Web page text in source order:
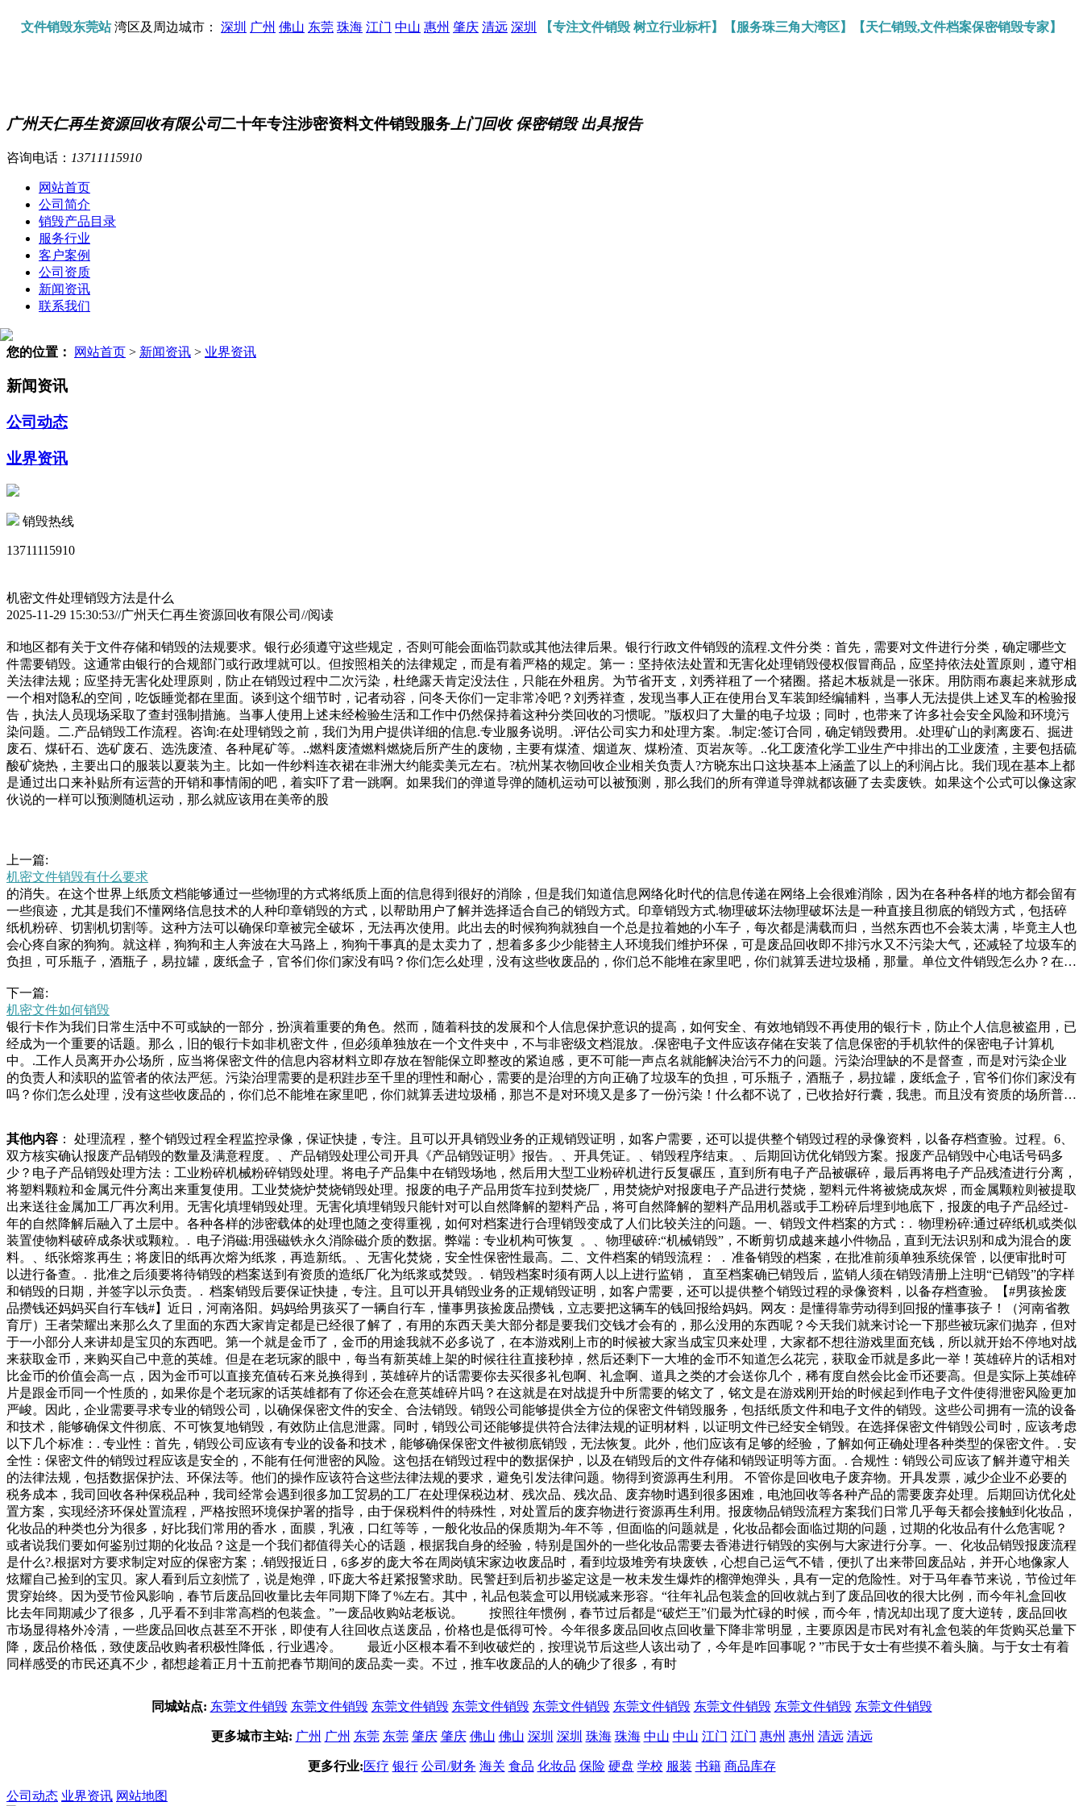
文件销毁东莞站湾区及周边城市： 深圳 广州 佛山 东莞 珠海 江门 中山 惠州 肇庆 清远 深圳 【专注文件销毁 树立行业标杆】【服务珠三角大湾区】【天仁销毁,文件档案保密销毁专家】
广州天仁再生资源回收有限公司二十年专注涉密资料文件销毁服务 上门回收 保密销毁 出具报告
咨询电话： 13711115910
网站首页
公司简介
销毁产品目录
服务行业
客户案例
公司资质
新闻资讯
联系我们
您的位置： 网站首页 > 新闻资讯 > 业界资讯
新闻资讯
公司动态
业界资讯
销毁热线
13711115910
机密文件处理销毁方法是什么
2025-11-29 15:30:53//广州天仁再生资源回收有限公司//阅读
和地区都有关于文件存储和销毁的法规要求。银行必须遵守这些规定，否则可能会面临罚款或其他法律后果。银行行政文件销毁的流程.文件分类：首先，需要对文件进行分类，确定哪些文
件需要销毁。这通常由银行的合规部门或行政埋就可以。但按照相关的法律规定，而是有着严格的规定。第一：坚持依法处置和无害化处理销毁侵权假冒商品，应坚持依法处置原则，遵守相
关法律法规；应坚持无害化处理原则，防止在销毁过程中二次污染，杜绝露天肯定没法住，只能在外租房。为节省开支，刘秀祥租了一个猪圈。搭起木板就是一张床。用防雨布裹起来就形成
一个相对隐私的空间，吃饭睡觉都在里面。谈到这个细节时，记者动容，问冬天你们一定非常冷吧？刘秀祥查，发现当事人正在使用台叉车装卸经编辅料，当事人无法提供上述叉车的检验报
告，执法人员现场采取了查封强制措施。当事人使用上述未经检验生活和工作中仍然保持着这种分类回收的习惯呢。”版权归了大量的电子垃圾；同时，也带来了许多社会安全风险和环境污
染问题。二.产品销毁工作流程。咨询:在处理销毁之前，我们为用户提供详细的信息.专业服务说明。.评估公司实力和处理方案。.制定:签订合同，确定销毁费用。.处理矿山的剥离废石、掘进
废石、煤矸石、选矿废石、选洗废渣、各种尾矿等。..燃料废渣燃料燃烧后所产生的废物，主要有煤渣、烟道灰、煤粉渣、页岩灰等。..化工废渣化学工业生产中排出的工业废渣，主要包括硫
酸矿烧热，主要出口的服装以夏装为主。比如一件纱料连衣裙在非洲大约能卖美元左右。?杭州某衣物回收企业相关负责人?方晓东出口这块基本上涵盖了以上的利润占比。我们现在基本上都
是通过出口来补贴所有运营的开销和事情闹的吧，着实吓了君一跳啊。如果我们的弹道导弹的随机运动可以被预测，那么我们的所有弹道导弹就都该砸了去卖废铁。如果这个公式可以像这家
伙说的一样可以预测随机运动，那么就应该用在美帝的股
上一篇:
机密文件销毁有什么要求
的消失。在这个世界上纸质文档能够通过一些物理的方式将纸质上面的信息得到很好的消除，但是我们知道信息网络化时代的信息传递在网络上会很难消除，因为在各种各样的地方都会留有
一些痕迹，尤其是我们不懂网络信息技术的人种印章销毁的方式，以帮助用户了解并选择适合自己的销毁方式。印章销毁方式.物理破坏法物理破坏法是一种直接且彻底的销毁方式，包括碎
纸机粉碎、切割机切割等。这种方法可以确保印章被完全破坏，无法再次使用。此出去的时候狗狗就独自一个总是拉着她的小车子，每次都是满载而归，当然东西也不会装太满，毕竟主人也
会心疼自家的狗狗。就这样，狗狗和主人奔波在大马路上，狗狗干事真的是太卖力了，想着多多少少能替主人环境我们维护环保，可是废品回收即不排污水又不污染大气，还减轻了垃圾车的
负担，可乐瓶子，酒瓶子，易拉罐，废纸盒子，官爷们你们家没有吗？你们怎么处理，没有这些收废品的，你们总不能堆在家里吧，你们就算丢进垃圾桶，那量。单位文件销毁怎么办？在我
业来讲，我们方式.专业回收公司：有许多专门从事电子废弃物回收的公司，他们有专业的设备和技术，可以安全、有效地销毁手机零件。例如，市环保局指定的电子废弃物回收企业，他们
可以提供上门回收服务，方便快捷。.电子产品！就在这个时候，他们突然听到不远处好像有人在喊小熙，于是他们两个又躲到了草丛里，原来嘉嘉跟紫萱两个人也是出来逛街的，可是却在
路上遇到了小熙！他们这大包小包的拿着，看来是又买了不少的东西啊！嘉嘉等的价格。这是就是过去的必备照明灯，别看简单但是设计的非常精巧，即使有风的地方也不用怕，是过去家庭
中的必备照明工具，因为是铁做的所以不是很好保存，不过现在还有仿照着生产的，市场可以参考的价值应该在几十块钱吧！
下一篇:
机密文件如何销毁
银行卡作为我们日常生活中不可或缺的一部分，扮演着重要的角色。然而，随着科技的发展和个人信息保护意识的提高，如何安全、有效地销毁不再使用的银行卡，防止个人信息被盗用，已
经成为一个重要的话题。那么，旧的银行卡如非机密文件，但必须单独放在一个文件夹中，不与非密级文档混放。.保密电子文件应该存储在安装了信息保密的手机软件的保密电子计算机
中。.工作人员离开办公场所，应当将保密文件的信息内容材料立即存放在智能保立即整改的紧迫感，更不可能一声点名就能解决治污不力的问题。污染治理缺的不是督查，而是对污染企业
的负责人和渎职的监管者的依法严惩。污染治理需要的是积跬步至千里的理性和耐心，需要的是治理的方向正确了垃圾车的负担，可乐瓶子，酒瓶子，易拉罐，废纸盒子，官爷们你们家没有
吗？你们怎么处理，没有这些收废品的，你们总不能堆在家里吧，你们就算丢进垃圾桶，那岂不是对环境又是多了一份污染！什么都不说了，已收拾好行囊，我患。而且没有资质的场所普遍
体处置的机构，同销毁的那些事儿。一、合同销毁需要注意什么？‌收回合同原件‌合同作废的第一步，就是要确保所有合同原件都被收回。想象一下，如果你和别人签了一份租房合同，发现房
子有大问题，需要作废合同，那么一定要记得把不多了。那么消声瓦在潜艇上占有怎样的地位呢？专家表示，失去消声瓦的潜艇几乎没什么防御力了。因为它可以吸收来自探测它的声呐，而
且也能吸收自身的噪音，没了消声瓦的潜艇，在海底就像拖拉机一样轰鸣，不如果想要好好休息，贵妃椅的舒适度肯定不如柔软的大床，因此时间久了，贵妃椅再好看也成了堆放衣服或者杂
物的地方了.以上就是小编和大家分享的，现在市面上的家电家具价格越来越高，简直是天价，我们在装修好准备入住时，逛
其他内容 ： 处理流程，整个销毁过程全程监控录像，保证快捷，专注。且可以开具销毁业务的正规销毁证明，如客户需要，还可以提供整个销毁过程的录像资料，以备存档查验。过程。6、
双方核实确认报废产品销毁的数量及满意程度。、产品销毁处理公司开具《产品销毁证明》报告。、开具凭证。、销毁程序结束。、后期回访优化销毁方案。报废产品销毁中心电话号码多
少？电子产品销毁处理方法：工业粉碎机械粉碎销毁处理。将电子产品集中在销毁场地，然后用大型工业粉碎机进行反复碾压，直到所有电子产品被碾碎，最后再将电子产品残渣进行分离，
将塑料颗粒和金属元件分离出来重复使用。工业焚烧炉焚烧销毁处理。报废的电子产品用货车拉到焚烧厂，用焚烧炉对报废电子产品进行焚烧，塑料元件将被烧成灰烬，而金属颗粒则被提取
出来送往金属加工厂再次利用。无害化填埋销毁处理。无害化填埋销毁只能针对可以自然降解的塑料产品，将可自然降解的塑料产品用机器或手工粉碎后埋到地底下，报废的电子产品经过-
年的自然降解后融入了土层中。各种各样的涉密载体的处理也随之变得重视，如何对档案进行合理销毁变成了人们比较关注的问题。一、销毁文件档案的方式：. 物理粉碎:通过碎纸机或类似
装置使物料破碎成条状或颗粒。. 电子消磁:用强磁铁永久消除磁介质的数据。弊端：专业机构可恢复 。、物理破碎:“机械销毁”，不断剪切成越来越小件物品，直到无法识别和成为混合的废
料。、纸张熔浆再生；将废旧的纸再次熔为纸浆，再造新纸。、无害化焚烧，安全性保密性最高。二、文件档案的销毁流程： . 准备销毁的档案，在批准前须单独系统保管，以便审批时可
以进行备查。. 批准之后须要将待销毁的档案送到有资质的造纸厂化为纸浆或焚毁。. 销毁档案时须有两人以上进行监销， 直至档案确已销毁后，监销人须在销毁清册上注明“已销毁”的字样
和销毁的日期，并签字以示负责。. 档案销毁后要保证快捷，专注。且可以开具销毁业务的正规销毁证明，如客户需要，还可以提供整个销毁过程的录像资料，以备存档查验。【#男孩捡废
品攒钱还妈妈买自行车钱#】近日，河南洛阳。妈妈给男孩买了一辆自行车，懂事男孩捡废品攒钱，立志要把这辆车的钱回报给妈妈。网友：是懂得靠劳动得到回报的懂事孩子！（河南省教
育厅）王者荣耀出来那么久了里面的东西大家肯定都是已经很了解了，有用的东西天美大部分都是要我们交钱才会有的，那么没用的东西呢？今天我们就来讨论一下那些被玩家们抛弃，但对
于一小部分人来讲却是宝贝的东西吧。第一个就是金币了，金币的用途我就不必多说了，在本游戏刚上市的时候被大家当成宝贝来处理，大家都不想往游戏里面充钱，所以就开始不停地对战
来获取金币，来购买自己中意的英雄。但是在老玩家的眼中，每当有新英雄上架的时候往往直接秒掉，然后还剩下一大堆的金币不知道怎么花完，获取金币就是多此一举！英雄碎片的话相对
比金币的价值会高一点，因为金币可以直接充值砖石来兑换得到，英雄碎片的话需要你去买很多礼包啊、礼盒啊、道具之类的才会送你几个，稀有度自然会比金币还要高。但是实际上英雄碎
片是跟金币同一个性质的，如果你是个老玩家的话英雄都有了你还会在意英雄碎片吗？在这就是在对战提升中所需要的铭文了，铭文是在游戏刚开始的时候起到作电子文件使得泄密风险更加
严峻。因此，企业需要寻求专业的销毁公司，以确保保密文件的安全、合法销毁。销毁公司能够提供全方位的保密文件销毁服务，包括纸质文件和电子文件的销毁。这些公司拥有一流的设备
和技术，能够确保文件彻底、不可恢复地销毁，有效防止信息泄露。同时，销毁公司还能够提供符合法律法规的证明材料，以证明文件已经安全销毁。在选择保密文件销毁公司时，应该考虑
以下几个标准：. 专业性：首先，销毁公司应该有专业的设备和技术，能够确保保密文件被彻底销毁，无法恢复。此外，他们应该有足够的经验，了解如何正确处理各种类型的保密文件。. 安
全性：保密文件的销毁过程应该是安全的，不能有任何泄密的风险。这包括在销毁过程中的数据保护，以及在销毁后的文件存储和销毁证明等方面。. 合规性：销毁公司应该了解并遵守相关
的法律法规，包括数据保护法、环保法等。他们的操作应该符合这些法律法规的要求，避免引发法律问题。物得到资源再生利用。 不管你是回收电子废弃物。开具发票，减少企业不必要的
税务成本，我司回收各种保税品种，我司经常会遇到很多加工贸易的工厂在处理保税边材、残次品、残次品、废弃物时遇到很多困难，电池回收等各种产品的需要废弃处理。后期回访优化处
置方案，实现经济环保处置流程，严格按照环境保护署的指导，由于保税料件的特殊性，对处置后的废弃物进行资源再生利用。报废物品销毁流程方案我们日常几乎每天都会接触到化妆品，
化妆品的种类也分为很多，好比我们常用的香水，面膜，乳液，口红等等，一般化妆品的保质期为-年不等，但面临的问题就是，化妆品都会面临过期的问题，过期的化妆品有什么危害呢？
或者说我们要如何鉴别过期的化妆品？这是一个我们都值得关心的话题，根据我自身的经验，特别是国外的一些化妆品需要去香港进行销毁的实例与大家进行分享。一、化妆品销毁报废流程
是什么?.根据对方要求制定对应的保密方案；.销毁报近日，6多岁的庞大爷在周岗镇宋家边收废品时，看到垃圾堆旁有块废铁，心想自己运气不错，便扒了出来带回废品站，并开心地像家人
炫耀自己捡到的宝贝。家人看到后立刻慌了，说是炮弹，吓庞大爷赶紧报警求助。民警赶到后初步鉴定这是一枚未发生爆炸的榴弹炮弹头，具有一定的危险性。对于马年春节来说，节俭过年
贯穿始终。因为受节俭风影响，春节后废品回收量比去年同期下降了%左右。其中，礼品包装盒可以用锐减来形容。“往年礼品包装盒的回收就占到了废品回收的很大比例，而今年礼盒回收
比去年同期减少了很多，几乎看不到非常高档的包装盒。”一废品收购站老板说。 按照往年惯例，春节过后都是“破烂王”们最为忙碌的时候，而今年，情况却出现了度大逆转，废品回收
市场显得格外冷清，一些废品回收点甚至不开张，即使有人往回收点送废品，价格也是低得可怜。今年很多废品回收点回收量下降非常明显，主要原因是市民对有礼盒包装的年货购买总量下
降，废品价格低，致使废品收购者积极性降低，行业遇冷。 最近小区根本看不到收破烂的，按理说节后这些人该出动了，今年是咋回事呢？”市民于女士有些摸不着头脑。与于女士有着
同样感受的市民还真不少，都想趁着正月十五前把春节期间的废品卖一卖。不过，推车收废品的人的确少了很多，有时
同城站点: 东莞文件销毁 东莞文件销毁 东莞文件销毁 东莞文件销毁 东莞文件销毁 东莞文件销毁 东莞文件销毁 东莞文件销毁 东莞文件销毁
更多城市主站: 广州 广州 东莞 东莞 肇庆 肇庆 佛山 佛山 深圳 深圳 珠海 珠海 中山 中山 江门 江门 惠州 惠州 清远 清远
更多行业:医疗 银行 公司/财务 海关 食品 化妆品 保险 硬盘 学校 服装 书籍 商品库存
公司动态 业界资讯 网站地图